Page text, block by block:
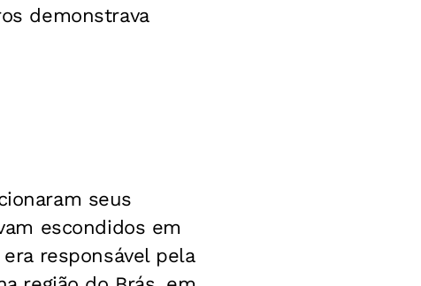
demonstrava
seus
escondidos em
responsável pela